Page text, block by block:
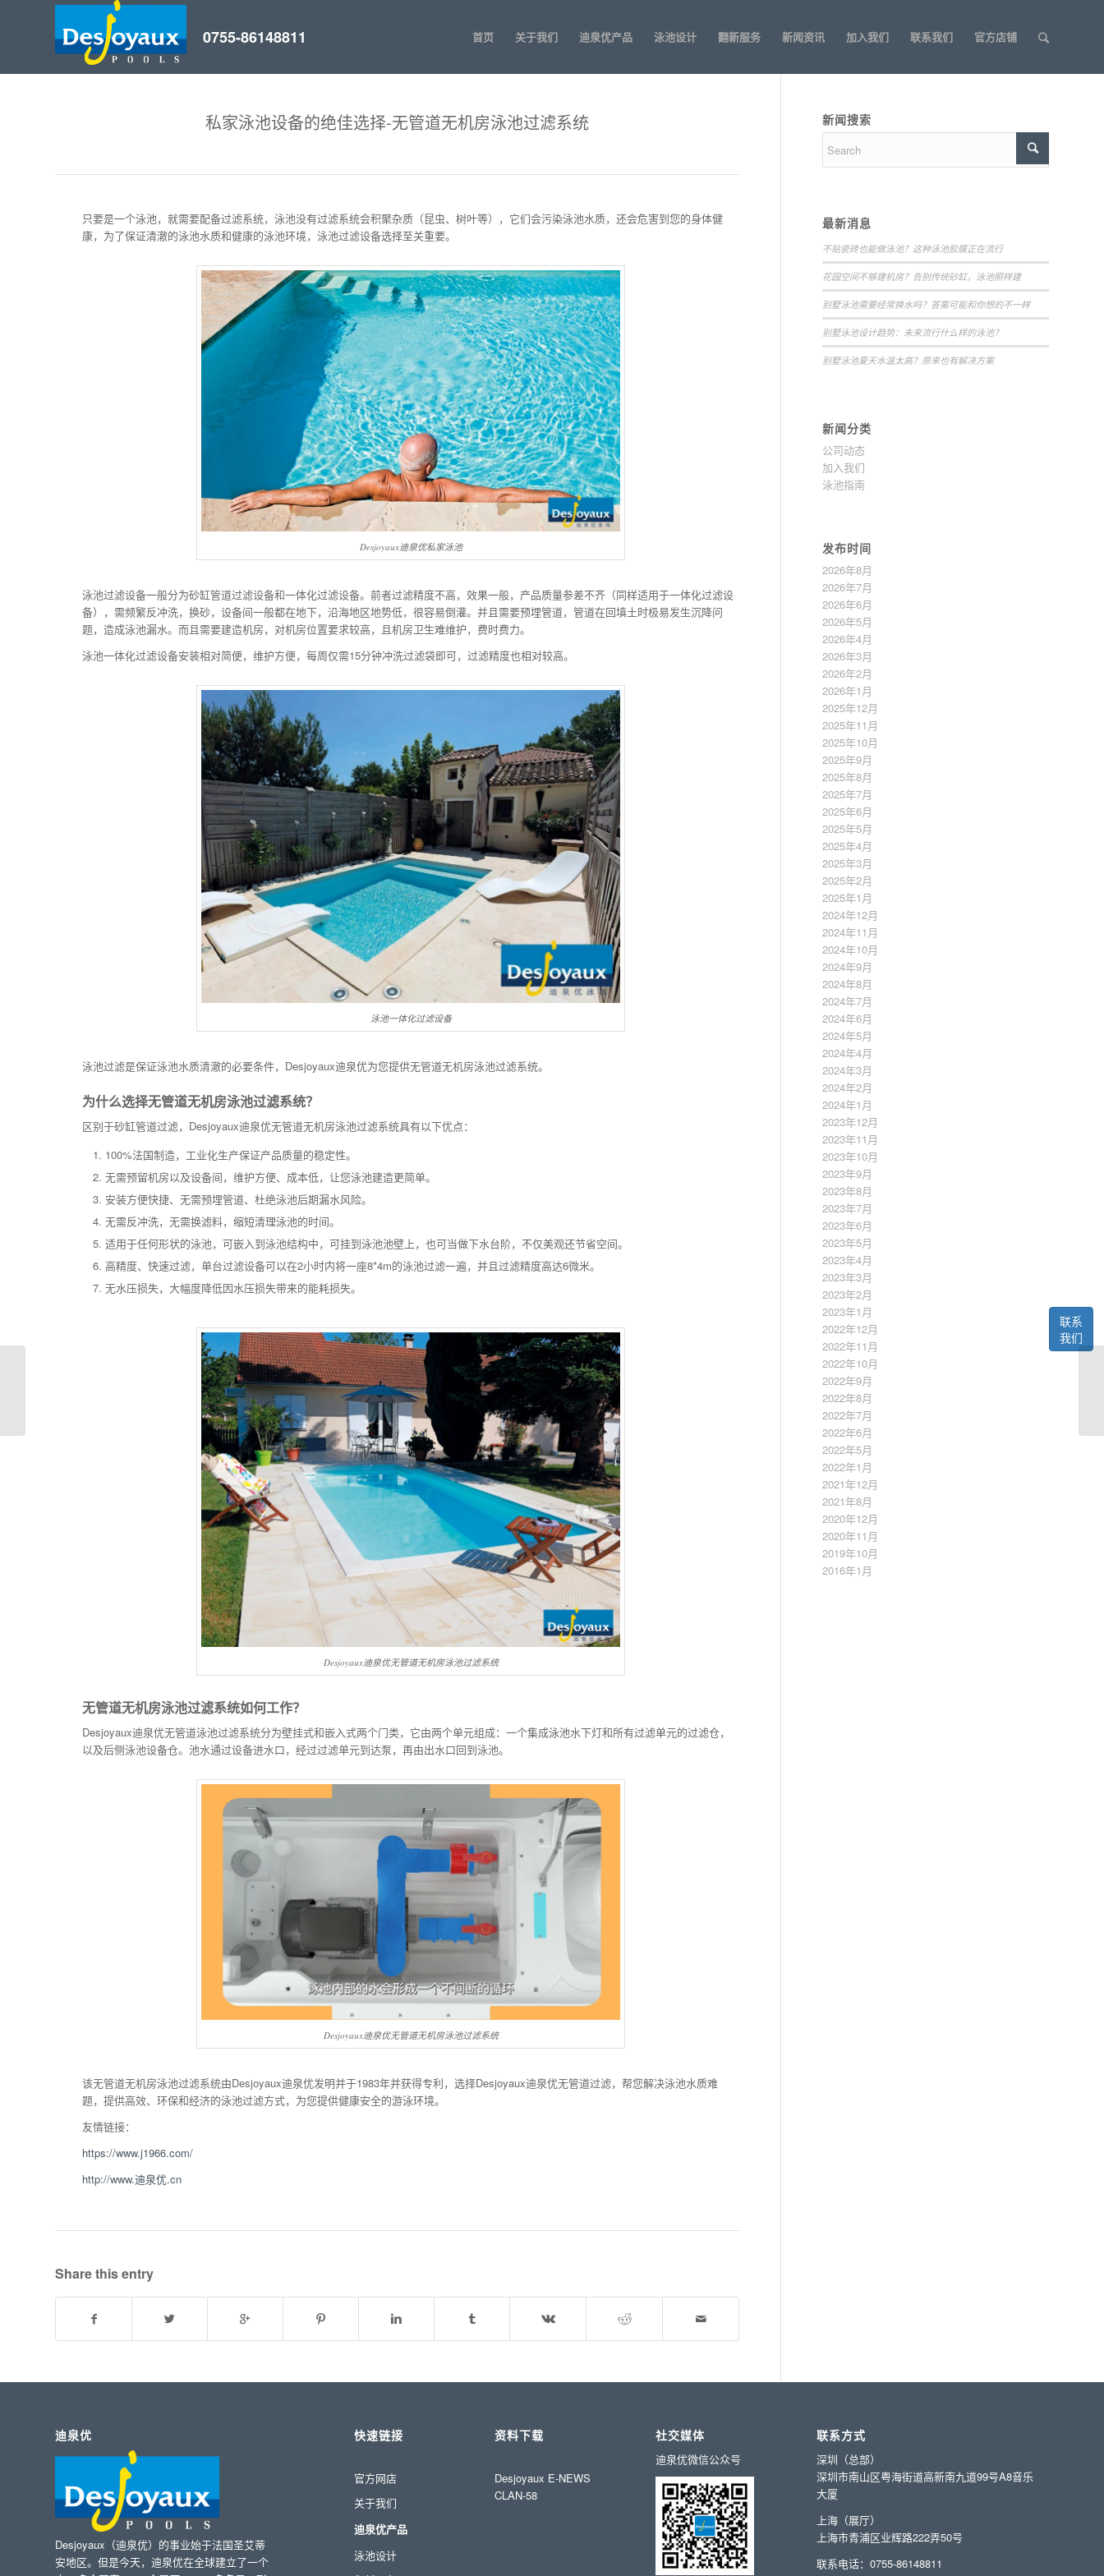
联系
我们
首页 关于我们 迪泉优产品 泳池设计 翻新服务 新闻资讯 加入我们 联系我们 官方店铺
私家泳池设备的绝佳选择-无管道无机房泳池过滤系统
只要是一个泳池，就需要配备过滤系统，泳池没有过滤系统会积聚杂质（昆虫、树叶等），它们会污染泳池水质，还会危害到您的身体健
康，为了保证清澈的泳池水质和健康的泳池环境，泳池过滤设备选择至关重要。
Desjoyaux迪泉优私家泳池
泳池过滤设备一般分为砂缸管道过滤设备和一体化过滤设备。前者过滤精度不高，效果一般，产品质量参差不齐（同样适用于一体化过滤设
备），需频繁反冲洗，换砂，设备间一般都在地下，沿海地区地势低，很容易倒灌。并且需要预埋管道，管道在回填土时极易发生沉降问
题，造成泳池漏水。而且需要建造机房，对机房位置要求较高，且机房卫生难维护，费时费力。
泳池一体化过滤设备安装相对简便，维护方便，每周仅需15分钟冲洗过滤袋即可，过滤精度也相对较高。
泳池一体化过滤设备
泳池过滤是保证泳池水质清澈的必要条件，Desjoyaux迪泉优为您提供无管道无机房泳池过滤系统。
为什么选择无管道无机房泳池过滤系统？
区别于砂缸管道过滤，Desjoyaux迪泉优无管道无机房泳池过滤系统具有以下优点：
100%法国制造，工业化生产保证产品质量的稳定性。
无需预留机房以及设备间，维护方便、成本低，让您泳池建造更简单。
安装方便快捷、无需预埋管道、杜绝泳池后期漏水风险。
无需反冲洗，无需换滤料，缩短清理泳池的时间。
适用于任何形状的泳池，可嵌入到泳池结构中，可挂到泳池池壁上，也可当做下水台阶，不仅美观还节省空间。
高精度、快速过滤，单台过滤设备可以在2小时内将一座8*4m的泳池过滤一遍，并且过滤精度高达6微米。
无水压损失，大幅度降低因水压损失带来的能耗损失。
Desjoyaux迪泉优无管道无机房泳池过滤系统
无管道无机房泳池过滤系统如何工作？
Desjoyaux迪泉优无管道泳池过滤系统分为壁挂式和嵌入式两个门类，它由两个单元组成：一个集成泳池水下灯和所有过滤单元的过滤仓，
以及后侧泳池设备仓。池水通过设备进水口，经过过滤单元到达泵，再由出水口回到泳池。
Desjoyaux迪泉优无管道无机房泳池过滤系统
该无管道无机房泳池过滤系统由Desjoyaux迪泉优发明并于1983年并获得专利，选择Desjoyaux迪泉优无管道过滤，帮您解决泳池水质难
题，提供高效、环保和经济的泳池过滤方式，为您提供健康安全的游泳环境。
友情链接：
https://www.j1966.com/
http://www.迪泉优.cn
Share this entry
新闻搜索
最新消息
不贴瓷砖也能做泳池？这种泳池胶膜正在流行
花园空间不够建机房？告别传统砂缸，泳池照样建
别墅泳池需要经常换水吗？答案可能和你想的不一样
别墅泳池设计趋势：未来流行什么样的泳池？
别墅泳池夏天水温太高？原来也有解决方案
新闻分类
公司动态
加入我们
泳池指南
发布时间
2026年8月
2026年7月
2026年6月
2026年5月
2026年4月
2026年3月
2026年2月
2026年1月
2025年12月
2025年11月
2025年10月
2025年9月
2025年8月
2025年7月
2025年6月
2025年5月
2025年4月
2025年3月
2025年2月
2025年1月
2024年12月
2024年11月
2024年10月
2024年9月
2024年8月
2024年7月
2024年6月
2024年5月
2024年4月
2024年3月
2024年2月
2024年1月
2023年12月
2023年11月
2023年10月
2023年9月
2023年8月
2023年7月
2023年6月
2023年5月
2023年4月
2023年3月
2023年2月
2023年1月
2022年12月
2022年11月
2022年10月
2022年9月
2022年8月
2022年7月
2022年6月
2022年5月
2022年1月
2021年12月
2021年8月
2020年12月
2020年11月
2019年10月
2016年1月
迪泉优
Desjoyaux（迪泉优）的事业始于法国圣艾蒂
安地区。但是今天，迪泉优在全球建立了一个
快速链接
官方网店
关于我们
迪泉优产品
泳池设计
资料下载
Desjoyaux E-NEWS
CLAN-58
社交媒体
迪泉优微信公众号
联系方式
深圳（总部）
深圳市南山区粤海街道高新南九道99号A8音乐
大厦
上海（展厅）
上海市青浦区业辉路222弄50号
联系电话：0755-86148811